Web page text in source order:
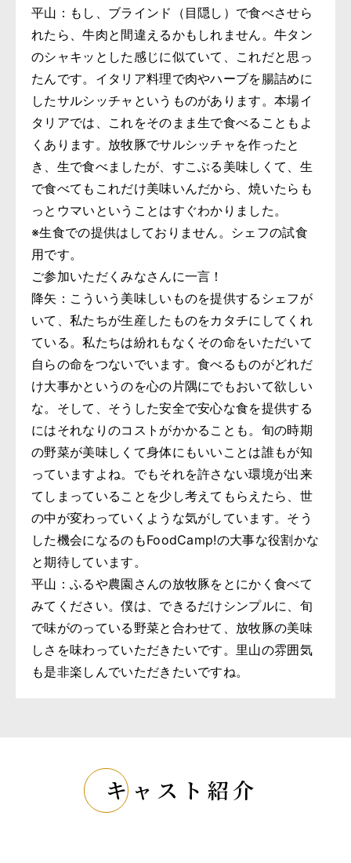
平山：もし、ブラインド（目隠し）で食べさせら
れたら、牛肉と間違えるかもしれません。牛タン
のシャキッとした感じに似ていて、これだと思っ
たんです。イタリア料理で肉やハーブを腸詰めに
したサルシッチャというものがあります。本場イ
タリアでは、これをそのまま生で食べることもよ
くあります。放牧豚でサルシッチャを作ったと
き、生で食べましたが、すこぶる美味しくて、生
で食べてもこれだけ美味いんだから、焼いたらも
っとウマいということはすぐわかりました。
※生食での提供はしておりません。シェフの試食
用です。
ご参加いただくみなさんに一言！
降矢：こういう美味しいものを提供するシェフが
いて、私たちが生産したものをカタチにしてくれ
ている。私たちは紛れもなくその命をいただいて
自らの命をつないでいます。食べるものがどれだ
け大事かというのを心の片隅にでもおいて欲しい
な。そして、そうした安全で安心な食を提供する
にはそれなりのコストがかかることも。旬の時期
の野菜が美味しくて身体にもいいことは誰もが知
っていますよね。でもそれを許さない環境が出来
てしまっていることを少し考えてもらえたら、世
の中が変わっていくような気がしています。そう
した機会になるのもFoodCamp!の大事な役割かな
と期待しています。
平山：ふるや農園さんの放牧豚をとにかく食べて
みてください。僕は、できるだけシンプルに、旬
で味がのっている野菜と合わせて、放牧豚の美味
しさを味わっていただきたいです。里山の雰囲気
も是非楽しんでいただきたいですね。
キャスト紹介